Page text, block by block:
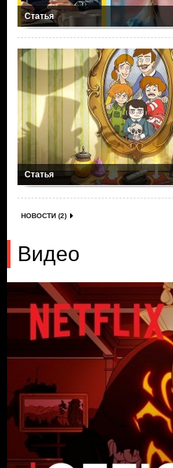
Статья
Статья
НОВОСТИ (2)
Видео